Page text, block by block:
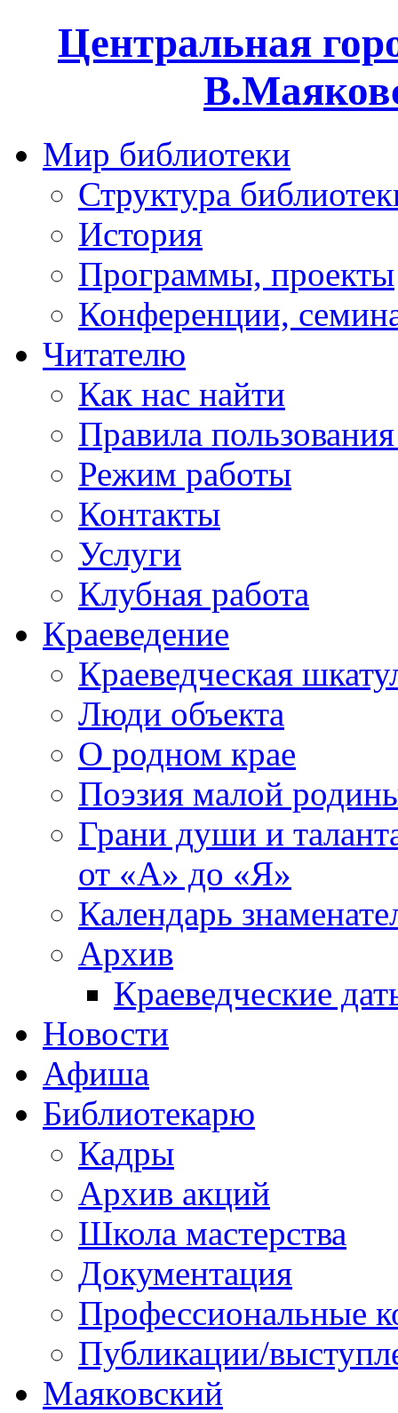
Центральная
Мир библиотеки
Структура
История
Программы, проекты
Конференции,
Читателю
Как нас найти
Правила
Режим работы
Контакты
Услуги
Клубная работа
Краеведение
Краеведческая
Люди объекта
О родном крае
Поэзия малой
Грани души и
от «А» до «Я»
Календарь
Архив
Краеведческие
Новости
Афиша
Библиотекарю
Кадры
Архив акций
Школа мастерства
Документация
Профессиональные
Публикации/
Маяковский